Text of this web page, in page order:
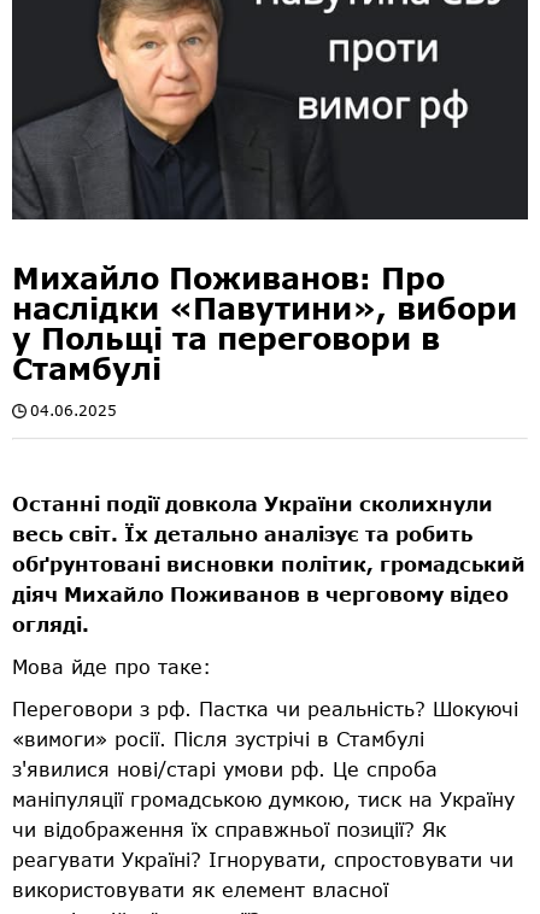
Михайло Поживанов: Про
наслідки «Павутини», вибори
у Польщі та переговори в
Стамбулі
04.06.2025
Останні події довкола України сколихнули
весь світ. Їх детально аналізує та робить
обґрунтовані висновки політик, громадський
діяч Михайло Поживанов в черговому відео
огляді.
Мова йде про таке:
Переговори з рф. Пастка чи реальність? Шокуючі
«вимоги» росії. Після зустрічі в Стамбулі
з'явилися нові/старі умови рф. Це спроба
маніпуляції громадською думкою, тиск на Україну
чи відображення їх справжньої позиції? Як
реагувати Україні? Ігнорувати, спростовувати чи
використовувати як елемент власної